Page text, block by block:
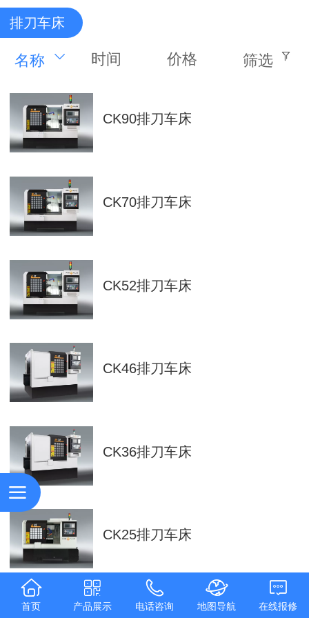
排刀车床
名称 时间 价格 筛选
CK90排刀车床
CK70排刀车床
CK52排刀车床
CK46排刀车床
CK36排刀车床
CK25排刀车床
首页 产品展示 电话咨询 地图导航 在线报修